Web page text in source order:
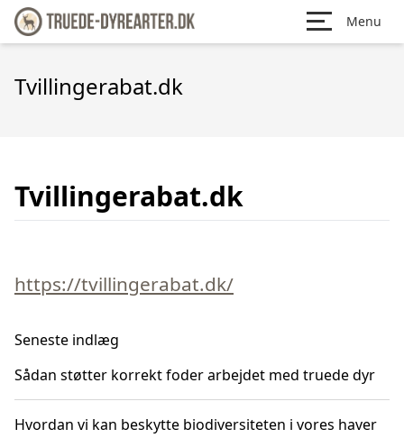
Menu
Tvillingerabat.dk
Tvillingerabat.dk
https://tvillingerabat.dk/
Seneste indlæg
Sådan støtter korrekt foder arbejdet med truede dyr
Hvordan vi kan beskytte biodiversiteten i vores haver